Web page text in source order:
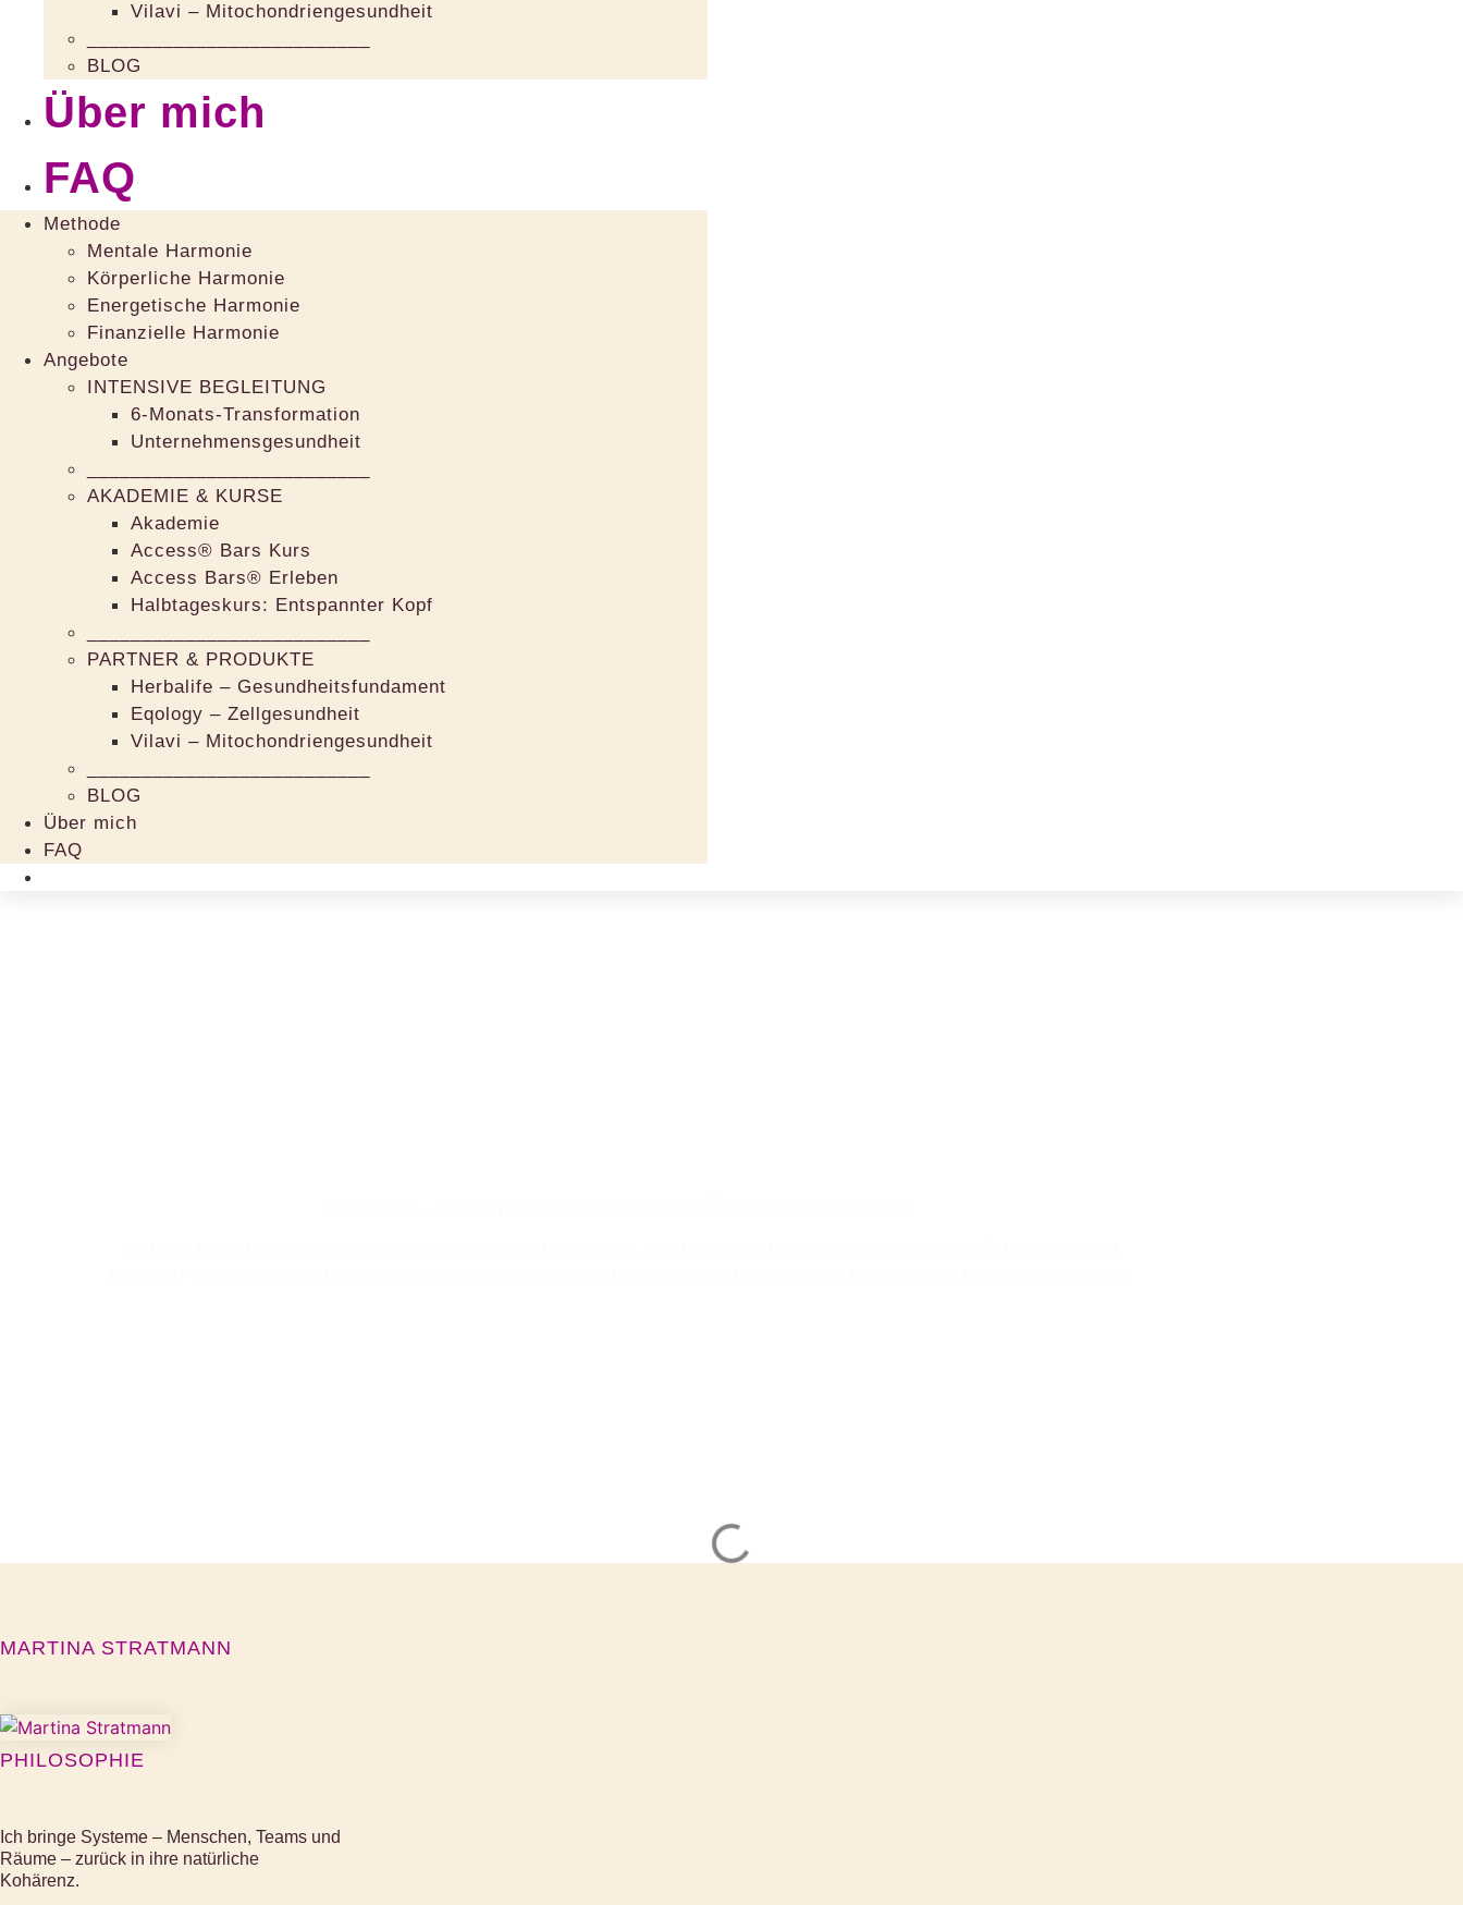
Vilavi – Mitochondriengesundheit
BLOG
Über mich
FAQ
Methode
Mentale Harmonie
Körperliche Harmonie
Energetische Harmonie
Finanzielle Harmonie
Angebote
INTENSIVE BEGLEITUNG
6-Monats-Transformation
Unternehmensgesundheit
AKADEMIE & KURSE
Akademie
Access® Bars Kurs
Access Bars® Erleben
Halbtageskurs: Entspannter Kopf
PARTNER & PRODUKTE
Herbalife – Gesundheitsfundament
Eqology – Zellgesundheit
Vilavi – Mitochondriengesundheit
BLOG
Über mich
FAQ
MARTINA STRATMANN
PHILOSOPHIE
Ich bringe Systeme – Menschen, Teams und
Räume – zurück in ihre natürliche
Kohärenz.